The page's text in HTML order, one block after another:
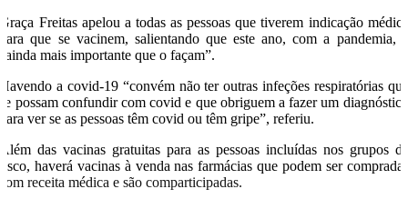
Graça Freitas apelou a todas as pessoas que tiverem indicação médica
para que se vacinem, salientando que este ano, com a pandemia, é
“ainda mais importante que o façam”.
Havendo a covid-19 “convém não ter outras infeções respiratórias que
se possam confundir com covid e que obriguem a fazer um diagnóstico
para ver se as pessoas têm covid ou têm gripe”, referiu.
Além das vacinas gratuitas para as pessoas incluídas nos grupos de
risco, haverá vacinas à venda nas farmácias que podem ser compradas
com receita médica e são comparticipadas.